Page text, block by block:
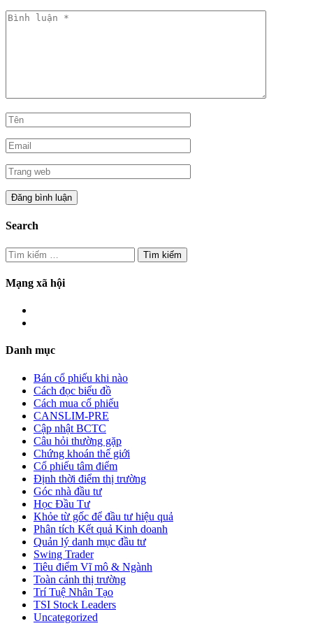
Search
Tìm
kiếm
cho:
Mạng xã hội
Danh mục
Bán cổ phiếu khi nào
Cách đọc biểu đồ
Cách mua cổ phiếu
CANSLIM-PRE
Cập nhật BCTC
Câu hỏi thường gặp
Chứng khoán thế giới
Cổ phiếu tâm điểm
Định thời điểm thị trường
Góc nhà đầu tư
Học Đầu Tư
Khỏe từ gốc để đầu tư hiệu quả
Phân tích Kết quả Kinh doanh
Quản lý danh mục đầu tư
Swing Trader
Tiêu điểm Vĩ mô & Ngành
Toàn cảnh thị trường
Trí Tuệ Nhân Tạo
TSI Stock Leaders
Uncategorized